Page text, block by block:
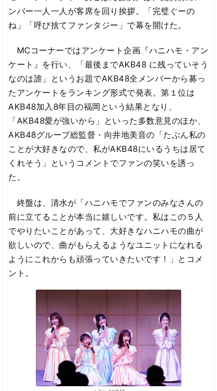
ンバー一人一人が客席を回り挨拶。「完璧ぐーの
ね」「呼び捨てファンタジー」で幕を開けた。
MCコーナーではアンケート企画『ハニハモ・アン
ケート』を行い、「最後までAKB48 に残っていそう
なのは誰」というお題でAKB48全メンバーから募っ
たアンケートをランキング形式で発表。第１位は
AKB48加入8年目の福岡という結果となり、
「AKB48愛が強いから」といった多数意見のほか、
AKB48グループ総監督・向井地美音の「たぶん私の
ことが大好きなので、私がAKB48にいるうちは居て
くれそう」というコメントでファンの笑いを誘っ
た。
終盤は、清水が「ハニハモでファンのみなさんの
前に立てることが本当に嬉しいです。私はこの５人
でやりたいことがあって、大好きなハニハモの曲が
欲しいので、曲がもらえるようなユニットになれる
ようにこれからも頑張っていきたいです！」とコメ
ント。